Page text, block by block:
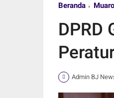
Beranda
DPRD
Admin BJ